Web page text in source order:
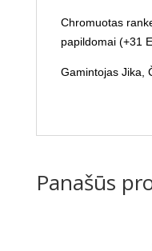
Chromuotas
papildomai (+31
Gamintojas Jika,
Panašūs